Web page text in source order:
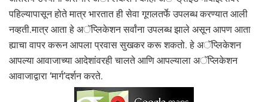
पहिल्यापासून होते मात्र भारतात ही सेवा गूगलतर्फे उपलब्ध करण्यात आली
नव्हती.मात्र आता हे अॅप्लिकेशन सर्वांना उपलब्ध झाले असून आपण आता
ह्याचा वापर करून आपला प्रवास सुखकर करू शकतो. हे अॅप्लिकेशन
आपल्या आवाजाच्या आदेशांवरही चालते आणि आपल्याला अॅप्लिकेशन
आवाजाद्वारा ‘मार्ग’दर्शन करते.